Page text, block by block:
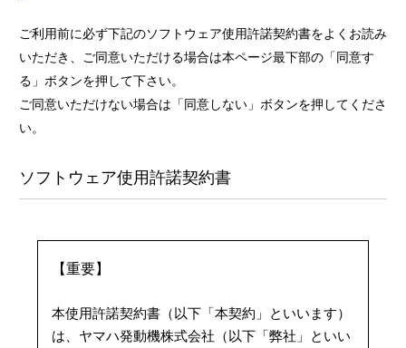
ご利用前に必ず下記のソフトウェア使用許諾契約書をよくお読み
いただき、ご同意いただける場合は本ページ最下部の「同意す
る」ボタンを押して下さい。
ご同意いただけない場合は「同意しない」ボタンを押してくださ
い。
ソフトウェア使用許諾契約書
【重要】
本使用許諾契約書（以下「本契約」といいます）
は、ヤマハ発動機株式会社（以下「弊社」といい